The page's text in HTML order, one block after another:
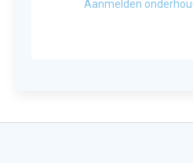
Aanmelden